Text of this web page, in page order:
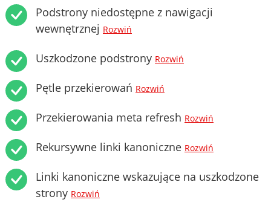
Podstrony niedostępne z nawigacji
wewnętrznej Rozwiń
Uszkodzone podstrony Rozwiń
Pętle przekierowań Rozwiń
Przekierowania meta refresh Rozwiń
Rekursywne linki kanoniczne Rozwiń
Linki kanoniczne wskazujące na uszkodzone
strony Rozwiń